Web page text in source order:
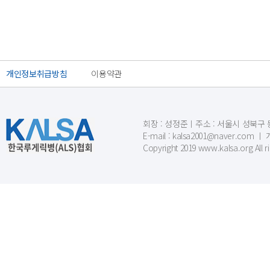
개인정보취급방침 이용약관
회장 : 성정준ㅣ주소 : 서울시 성북구
E-mail : kalsa2001@naver.com ㅣ
Copyright 2019 www.kalsa.org All